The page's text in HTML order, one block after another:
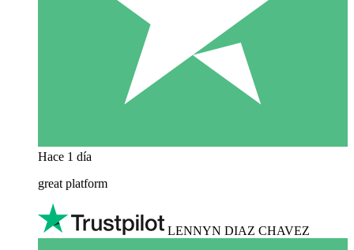
Hace 1 día
great platform
LENNYN DIAZ CHAVEZ